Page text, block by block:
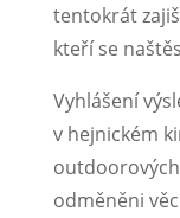
tentokrát
kteří se
Vyhlášení
v hejnickém
odměněni